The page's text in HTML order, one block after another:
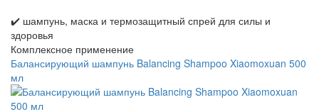
✔️ шампунь, маска и термозащитный спрей для силы и
здоровья
Комплексное применение
Балансирующий шампунь Balancing Shampoo Xiaomoxuan 500
мл